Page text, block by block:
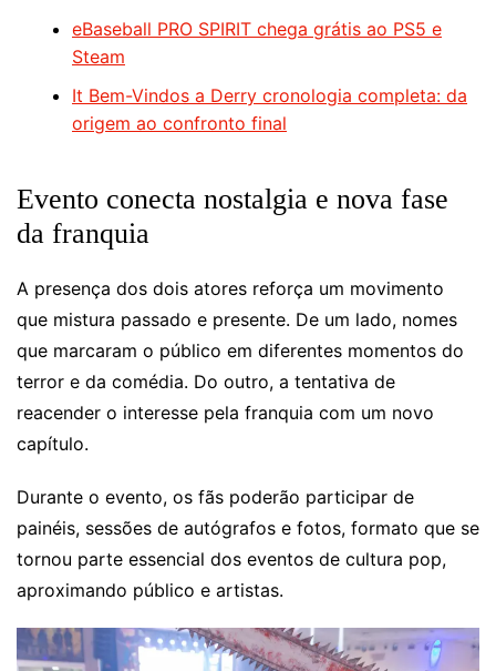
eBaseball PRO SPIRIT chega grátis ao PS5 e
Steam
It Bem-Vindos a Derry cronologia completa: da
origem ao confronto final
Evento conecta nostalgia e nova fase
da franquia
A presença dos dois atores reforça um movimento
que mistura passado e presente. De um lado, nomes
que marcaram o público em diferentes momentos do
terror e da comédia. Do outro, a tentativa de
reacender o interesse pela franquia com um novo
capítulo.
Durante o evento, os fãs poderão participar de
painéis, sessões de autógrafos e fotos, formato que se
tornou parte essencial dos eventos de cultura pop,
aproximando público e artistas.